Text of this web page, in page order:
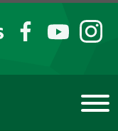
FB YT IG